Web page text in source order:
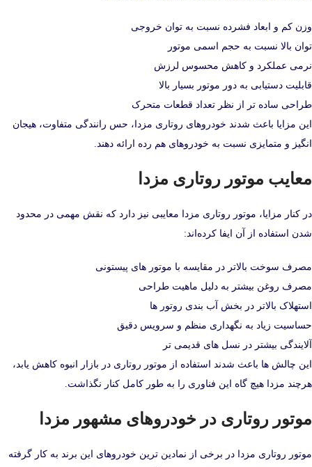
وزن کم و ابعاد فشرده نسبت به توان خروجی
توان بالا نسبت به حجم اسمی موتور
نرمی عملکرد و کاهش محسوس لرزش
قابلیت دستیابی به دور موتور بسیار بالا
طراحی ساده‌ تر از نظر تعداد قطعات متحرک
این مزایا باعث شدند خودروهای روتاری مزدا، حس رانندگی متفاوت، هیجان‌
انگیز و متمایزی نسبت به خودروهای هم‌ رده ارائه دهند.
معایب موتور روتاری مزدا
در کنار مزایا، موتور روتاری مزدا معایبی نیز دارد که نقش مهمی در محدود
شدن استفاده از آن ایفا کرده‌اند:
مصرف سوخت بالاتر در مقایسه با موتور های پیستونی
مصرف روغن بیشتر به دلیل ماهیت طراحی
استهلاک بالاتر در بخش آب‌ بندی روتور ها
حساسیت زیاد به نگهداری منظم و سرویس دقیق
آلایندگی بیشتر در نسل‌ های قدیمی‌ تر
این چالش‌ ها باعث شدند استفاده از موتور روتاری در بازار انبوه کاهش یابد،
هرچند مزدا هیچ‌ گاه این فناوری را به‌ طور کامل کنار نگذاشت.
موتور روتاری در خودروهای مشهور مزدا
موتور روتاری مزدا در برخی از نمادین‌ ترین خودروهای این برند به کار گرفته